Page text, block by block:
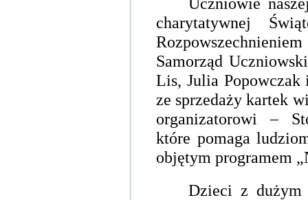
charytatywnej
Samorząd
Lis, Julia Popowczak
ze sprzedaży kartek
organizatorowi –
które pomaga
objętym programem
Dzieci z dużym